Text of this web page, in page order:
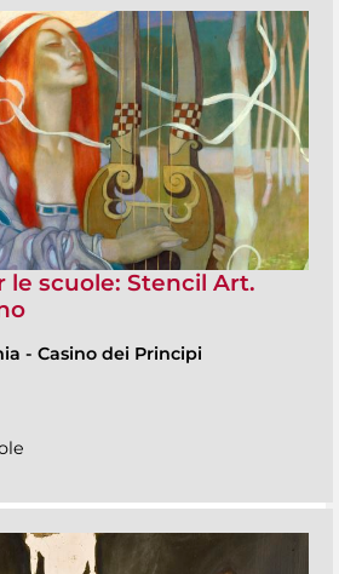
le scuole: Stencil Art.
- Casino dei Principi